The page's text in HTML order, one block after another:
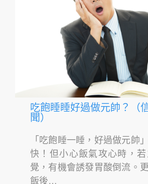
吃飽睡睡好過做元帥？（
聞）
「吃飽睡一睡，好過做元帥
快！但小心飯氣攻心時，
覺，有機會誘發胃酸倒流。
飯後…